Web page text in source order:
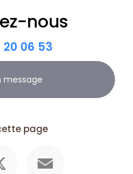
nous
20 06 53
message
page